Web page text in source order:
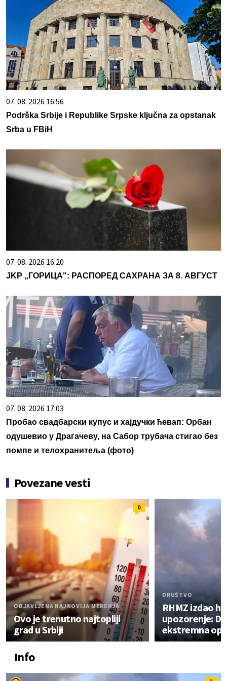
07. 08. 2026 16:56
Podrška Srbije i Republike Srpske ključna za opstanak
Srba u FBiH
07. 08. 2026 16:20
ЈKP ,,ГОРИЦА": РАСПОРЕД САХРАНА ЗА 8. АВГУСТ
07. 08. 2026 17:03
Пробао свадбарски купус и хајдучки ћевап: Орбан
одушевио у Драгачеву, на Сабор трубача стигао без
помпе и телохранитеља (фото)
Povezane vesti
0
OBJAVLJENA NAJNOVIJA MERENJA
Ovo je trenutno najtopliji
grad u Srbiji
DRUŠTVO
RHMZ izdao
upozorenje:
ekstremna
Info